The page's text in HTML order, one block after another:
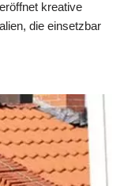
kreative
die einsetzbar